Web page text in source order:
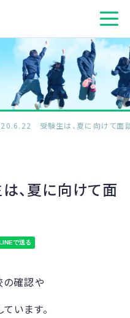
受験生は、夏に向けて面
夏に向けて面
の確認や
います。